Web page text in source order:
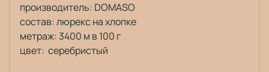
производитель: DOMASO
состав: люрекс на хлопке
метраж: 3400 м в 100 г
цвет: серебристый